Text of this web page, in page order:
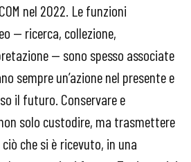
nel 2022. Le funzioni
— ricerca, collezione,
— sono spesso associate
sempre un’azione nel presente e
il futuro. Conservare e
solo custodire, ma trasmettere
che si è ricevuto, in una